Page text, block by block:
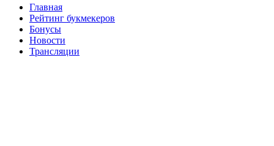
Главная
Рейтинг букмекеров
Бонусы
Новости
Трансляции